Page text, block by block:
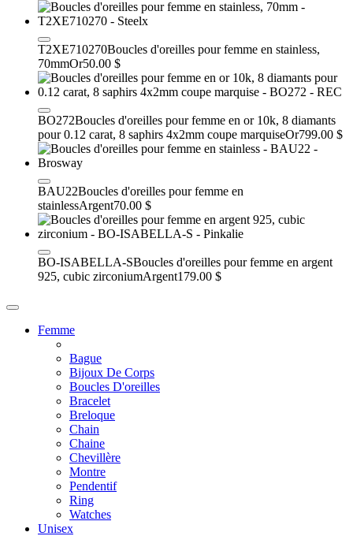
T2XE710270Boucles d'oreilles pour femme en stainless,
70mmOr50.00 $
BO272Boucles d'oreilles pour femme en or 10k, 8 diamants
pour 0.12 carat, 8 saphirs 4x2mm coupe marquiseOr799.00 $
BAU22Boucles d'oreilles pour femme en
stainlessArgent70.00 $
BO-ISABELLA-SBoucles d'oreilles pour femme en argent
925, cubic zirconiumArgent179.00 $
Femme
Bague
Bijoux De Corps
Boucles D'oreilles
Bracelet
Breloque
Chain
Chaine
Chevillère
Montre
Pendentif
Ring
Watches
Unisex